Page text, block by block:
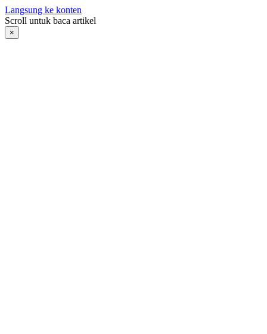
Langsung ke konten
Scroll untuk baca artikel
×